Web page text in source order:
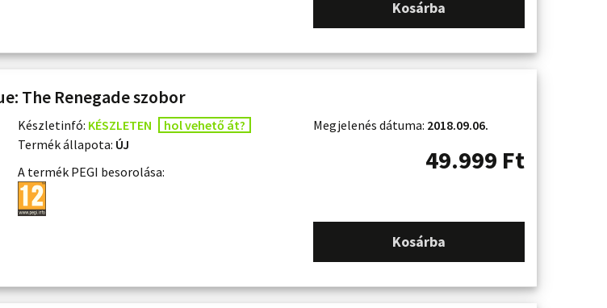
Kosárba
The Renegade szobor
Készletinfó: KÉSZLETEN
hol vehető át?
Termék állapota: ÚJ
A termék PEGI besorolása:
Megjelenés dátuma: 2018.09.06.
49.999 Ft
Kosárba